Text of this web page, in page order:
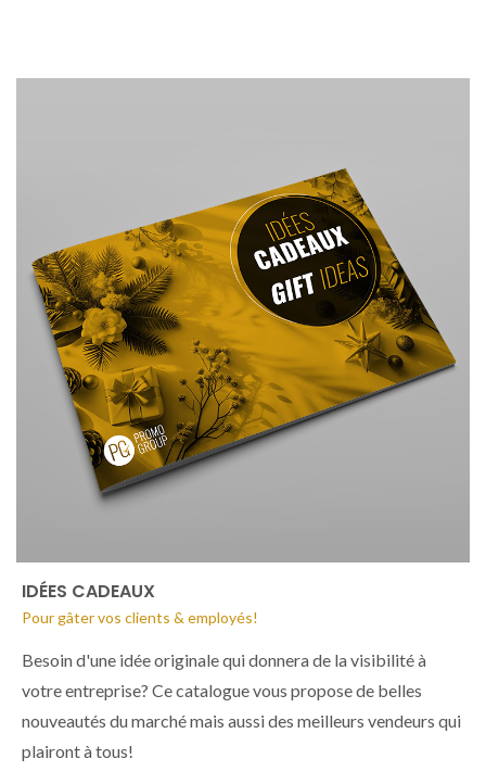
IDÉES CADEAUX
Pour gâter vos clients & employés!
Besoin d'une idée originale qui donnera de la visibilité à
votre entreprise? Ce catalogue vous propose de belles
nouveautés du marché mais aussi des meilleurs vendeurs qui
plairont à tous!